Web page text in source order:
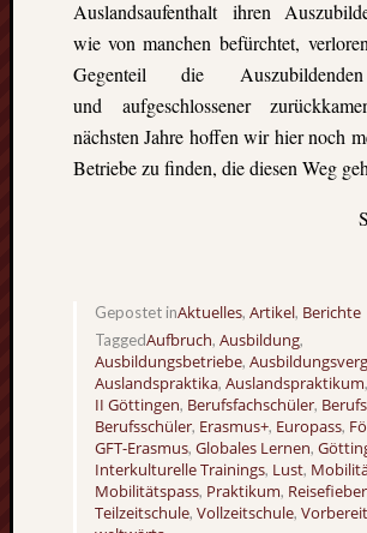
Auslandsaufenthalt ihren
wie von manchen befürchtet,
Gegenteil die
und aufgeschlossener
nächsten Jahre hoffen wir hier noch
Betriebe zu finden, die diesen Weg
Gepostet inAktuelles, Artikel, Berichte
TaggedAufbruch, Ausbildung,
Ausbildungsbetriebe,
Auslandspraktika, Auslandspraktikum,
II Göttingen, Berufsfachschüler,
Berufsschüler, Erasmus+, Europass,
GFT-Erasmus, Globales Lernen,
Interkulturelle Trainings, Lust,
Mobilitätspass, Praktikum, Reisefieber
Teilzeitschule, Vollzeitschule,